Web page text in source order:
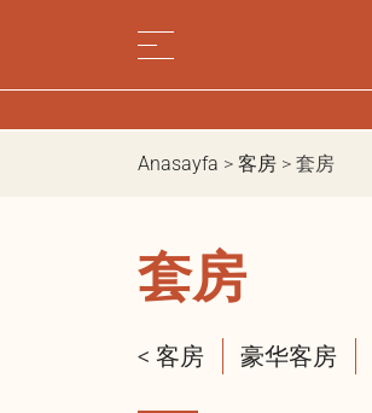
Anasayfa > 客房 > 套房
套房
< 客房 豪华客房